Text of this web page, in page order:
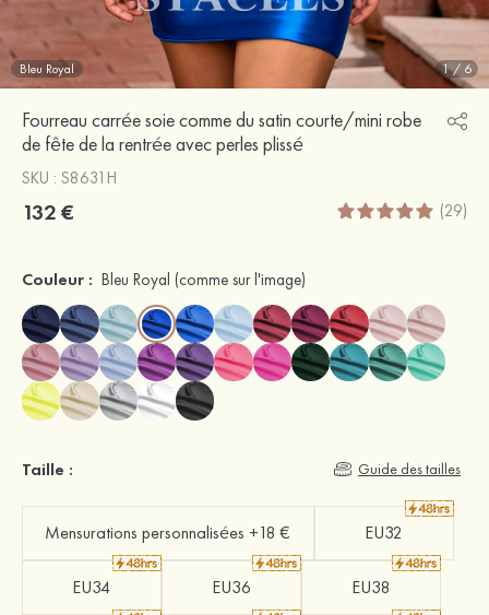
Bleu Royal 1/ 6
Fourreau carrée soie comme du satin courte/mini robe
de fête de la rentrée avec perles plissé
SKU : S8631H
132 € (29)
Couleur : Bleu Royal (comme sur l'image)
Taille : Guide des tailles
Mensurations personnalisées +18 € EU32
EU34 EU36 EU38